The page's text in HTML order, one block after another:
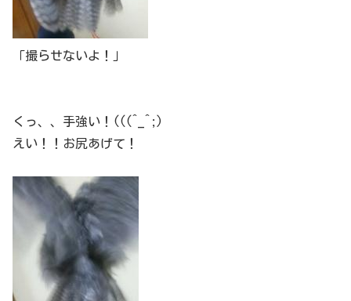
「撮らせないよ！」
くっ、、手強い！(((^_^;)
えい！！お尻あげて！